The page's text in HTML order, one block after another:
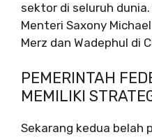
sektor di seluruh
Menteri Saxony
Merz dan Wadephul di
PEMERINTAH
MEMILIKI
Sekarang kedua belah